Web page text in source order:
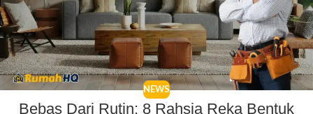
NEWS
Bebas Dari Rutin: 8 Rahsia Reka Bentuk